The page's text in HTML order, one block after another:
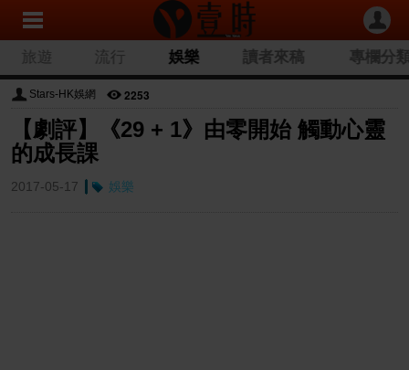
旅遊 流行 娛樂 讀者來稿 專欄分
Stars-HK娛網 2253
【劇評】《29 + 1》由零開始 觸動心靈
的成長課
2017-05-17 娛樂